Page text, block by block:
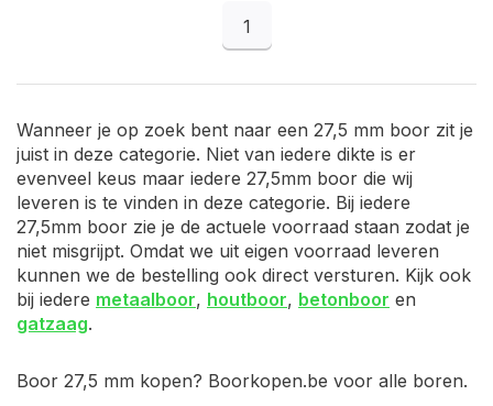
1
Wanneer je op zoek bent naar een 27,5 mm boor zit je
juist in deze categorie. Niet van iedere dikte is er
evenveel keus maar iedere 27,5mm boor die wij
leveren is te vinden in deze categorie. Bij iedere
27,5mm boor zie je de actuele voorraad staan zodat je
niet misgrijpt. Omdat we uit eigen voorraad leveren
kunnen we de bestelling ook direct versturen. Kijk ook
bij iedere metaalboor, houtboor, betonboor en
gatzaag.
Boor 27,5 mm kopen? Boorkopen.be voor alle boren.